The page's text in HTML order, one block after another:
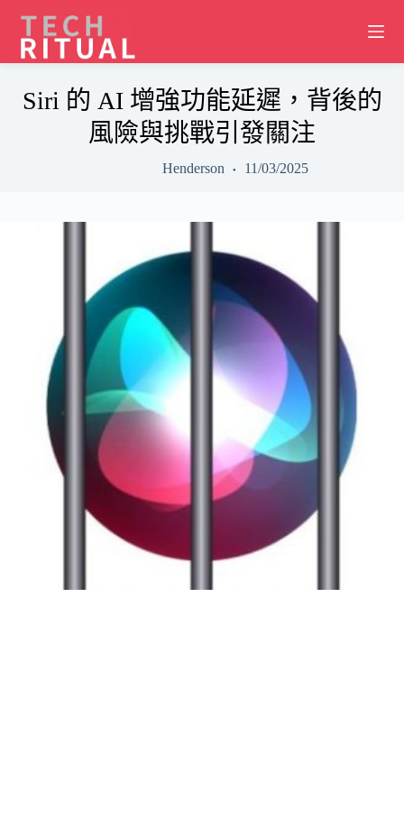
content
Siri 的 AI 增強功能延遲，背後的
風險與挑戰引發關注
Henderson 11/03/2025